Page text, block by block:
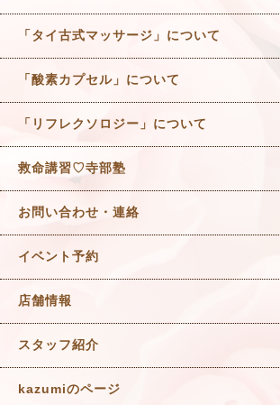
「タイ古式マッサージ」について
「酸素カプセル」について
「リフレクソロジー」について
救命講習♡寺部塾
お問い合わせ・連絡
イベント予約
店舗情報
スタッフ紹介
kazumiのページ